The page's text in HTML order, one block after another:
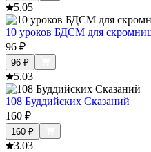
5.05
10 уроков БДСМ для
96 ₽
96 ₽
5.03
108 Буддийских Сказаний
160 ₽
160 ₽
3.03